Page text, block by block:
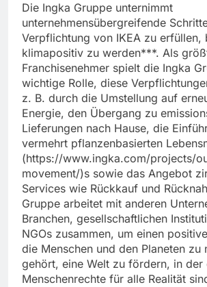
Die Ingka Gruppe unternimmt
unternehmensübergreifende
Verpflichtung von IKEA zu erfüllen,
klimapositiv zu werden***. Als
Franchisenehmer spielt die Ingka
wichtige Rolle, diese
z. B. durch die Umstellung auf
Energie, den Übergang zu
Lieferungen nach Hause, die
vermehrt pflanzenbasierten
(https://www.ingka.com/projects/
movement/)s sowie das Angebot
Services wie Rückkauf und
Gruppe arbeitet mit anderen
Branchen, gesellschaftlichen
NGOs zusammen, um einen
die Menschen und den Planeten zu
gehört, eine Welt zu fördern, in der
Menschenrechte für alle Realität